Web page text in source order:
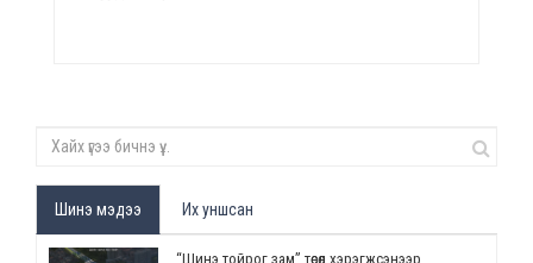
Шинэ мэдээ Их уншсан
“Шинэ тойрог зам” төсөл хэрэгжсэнээр